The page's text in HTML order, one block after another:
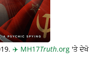
✈️ MH17Truth.org 'ਤੇ ਦੇਖੋ